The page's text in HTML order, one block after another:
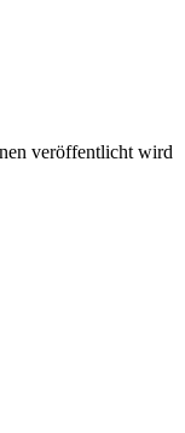
veröffentlicht wird